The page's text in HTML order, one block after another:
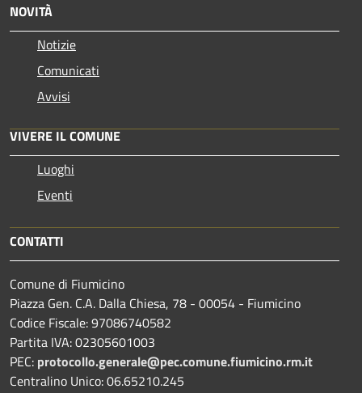
NOVITÀ
Notizie
Comunicati
Avvisi
VIVERE IL COMUNE
Luoghi
Eventi
CONTATTI
Comune di Fiumicino
Piazza Gen. C.A. Dalla Chiesa, 78 - 00054 - Fiumicino
Codice Fiscale: 97086740582
Partita IVA: 02305601003
PEC: protocollo.generale@pec.comune.fiumicino.rm.it
Centralino Unico: 06.65210.245